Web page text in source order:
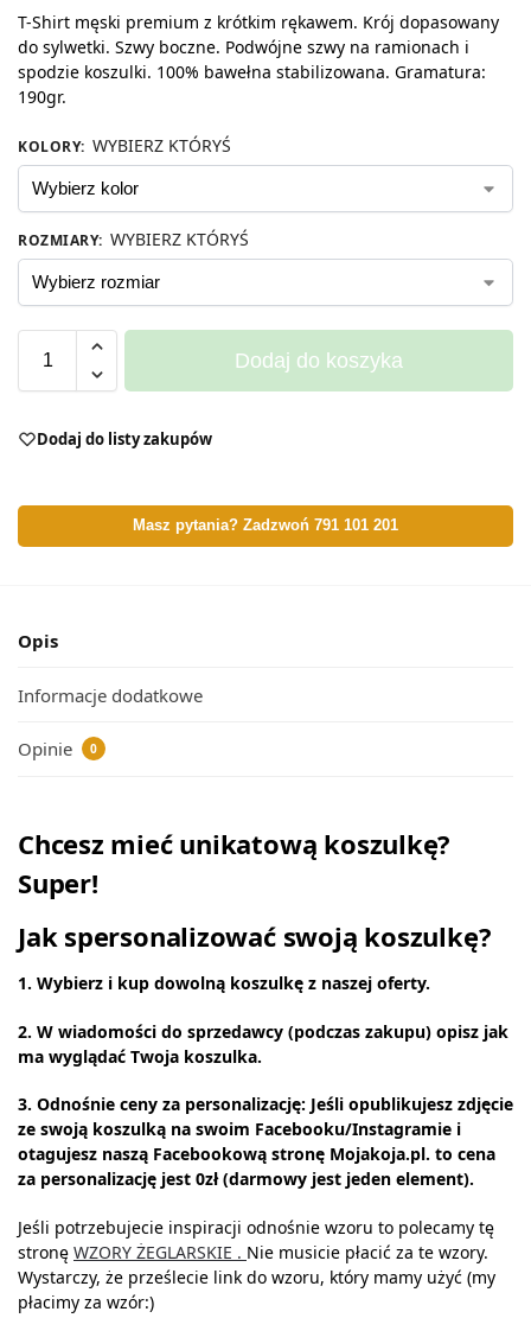
T-Shirt męski premium z krótkim rękawem. Krój dopasowany
do sylwetki. Szwy boczne. Podwójne szwy na ramionach i
spodzie koszulki. 100% bawełna stabilizowana. Gramatura:
190gr.
KOLORY: WYBIERZ KTÓRYŚ
ROZMIARY: WYBIERZ KTÓRYŚ
Dodaj do koszyka
Dodaj do listy zakupów
Masz pytania? Zadzwoń 791 101 201
Opis
Informacje dodatkowe
Opinie 0
Chcesz mieć unikatową koszulkę?
Super!
Jak spersonalizować swoją koszulkę?
1. Wybierz i kup dowolną koszulkę z naszej oferty.
2. W wiadomości do sprzedawcy (podczas zakupu) opisz jak
ma wyglądać Twoja koszulka.
3. Odnośnie ceny za personalizację: Jeśli opublikujesz zdjęcie
ze swoją koszulką na swoim Facebooku/Instagramie i
otagujesz naszą Facebookową stronę Mojakoja.pl. to cena
za personalizację jest 0zł (darmowy jest jeden element).
Jeśli potrzebujecie inspiracji odnośnie wzoru to polecamy tę
stronę WZORY ŻEGLARSKIE . Nie musicie płacić za te wzory.
Wystarczy, że prześlecie link do wzoru, który mamy użyć (my
płacimy za wzór:)